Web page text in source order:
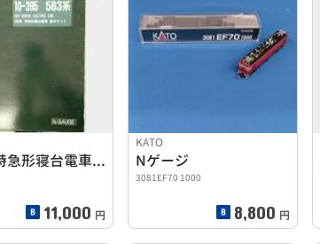
583系 特急形寝台電車 基本セット(7両セット)
11,000 円
KATO
Nゲージ
3081EF70 1000
8,800 円